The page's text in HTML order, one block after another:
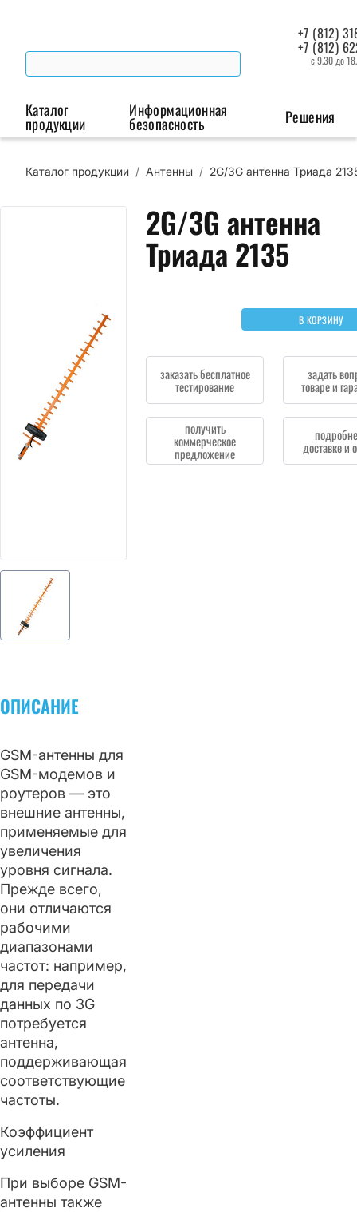
+7 (812)
+7 (812)
с 9.30 до
Каталог
продукции
Беспроводная связь Промышленная автоматизация
Преобразователи
интерфейсов
Информационная
безопасность Решения
Каталог продукции / Антенны / 2G/3G антенна Триада
2G/3G антенна
Триада 2135
В КОРЗИНУ
заказать бесплатное
тестирование
задать
товаре и
получить
коммерческое
предложение доставке и
ОПИСАНИЕ
GSM-антенны для
GSM-модемов и
роутеров — это
внешние антенны,
применяемые для
увеличения
уровня сигнала.
Прежде всего,
они отличаются
рабочими
диапазонами
частот: например,
для передачи
данных по 3G
потребуется
антенна,
поддерживающая
соответствующие
частоты.
Коэффициент
усиления
При выборе GSM-
антенны также